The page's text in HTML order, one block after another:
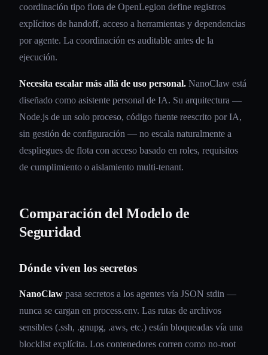
coordinación tipo flota de OpenLegion define registros
explícitos de handoff, acceso a herramientas y dependencias
por agente. La coordinación es auditable antes de la
ejecución.
Necesita escalar más allá de uso personal. NanoClaw está
diseñado como asistente personal de IA. Su arquitectura —
Node.js de un solo proceso, código fuente reescrito por IA,
sin gestión de configuración — no escala naturalmente a
despliegues de flota con acceso basado en roles, requisitos
de cumplimiento o aislamiento multi-tenant.
Comparación del Modelo de
Seguridad
Dónde viven los secretos
NanoClaw pasa secretos a los agentes vía JSON stdin —
nunca se cargan en process.env. Las rutas de archivos
sensibles (.ssh, .gnupg, .aws, etc.) están bloqueadas vía una
blocklist explícita. Los contenedores corren como no-root